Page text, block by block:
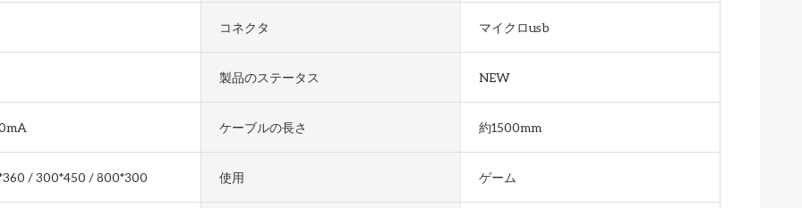
コネクタ マイクロusb
製品のステータス NEW
ケーブルの長さ 約1500mm
/ 300*450 / 800*300 使用 ゲーム